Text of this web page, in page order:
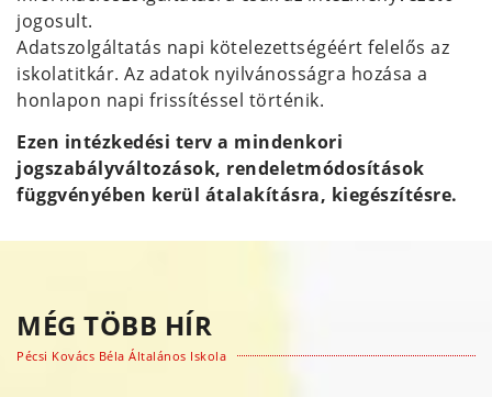
jogosult.
Adatszolgáltatás napi kötelezettségéért felelős az
iskolatitkár. Az adatok nyilvánosságra hozása a
honlapon napi frissítéssel történik.
Ezen intézkedési terv a mindenkori
jogszabályváltozások, rendeletmódosítások
függvényében kerül átalakításra, kiegészítésre.
MÉG TÖBB HÍR
Pécsi Kovács Béla Általános Iskola